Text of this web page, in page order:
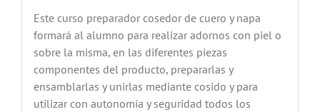
Este curso preparador cosedor de cuero y napa
formará al alumno para realizar adornos con piel o
sobre la misma, en las diferentes piezas
componentes del producto, prepararlas y
ensamblarlas y unirlas mediante cosido y para
utilizar con autonomía y seguridad todos los